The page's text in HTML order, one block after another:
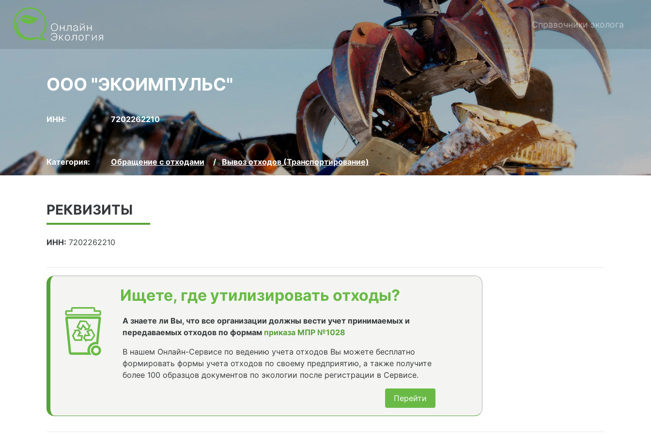
Справочники эколога
ООО "ЭКОИМПУЛЬС"
ИНН: 7202262210
Категория: Обращение с отходами Вывоз отходов (Транспортирование)
РЕКВИЗИТЫ
ИНН: 7202262210
Ищете, где утилизировать отходы?
А знаете ли Вы, что все организации должны вести учет принимаемых и
передаваемых отходов по формам приказа МПР №1028
В нашем Онлайн-Сервисе по ведению учета отходов Вы можете бесплатно
формировать формы учета отходов по своему предприятию, а также получите
более 100 образцов документов по экологии после регистрации в Сервисе.
Перейти